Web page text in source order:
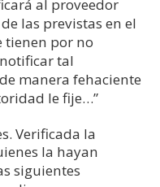
al proveedor
las previstas en el
tienen por no
tal
manera fehaciente
le fije…”
Verificada la
la hayan
siguientes